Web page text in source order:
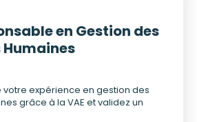
en Gestion des
Humaines
expérience en gestion des
grâce à la VAE et validez un